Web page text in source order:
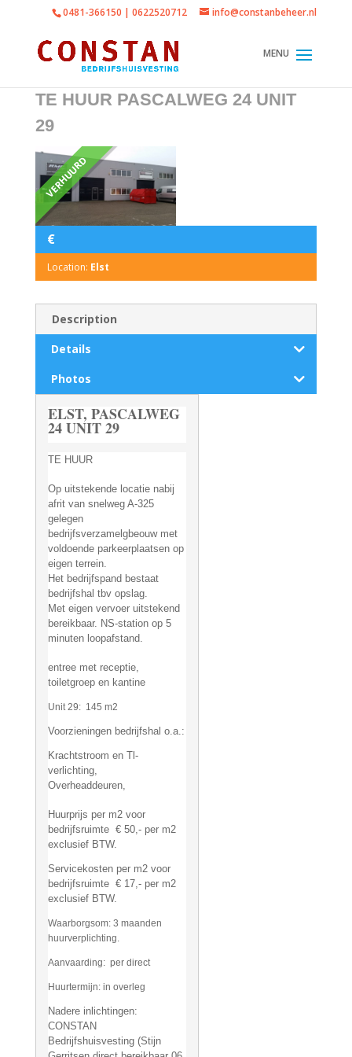
0481-366150 | 0622520712 info@constanbeheer.nl
TE HUUR PASCALWEG 24 UNIT
29
VERHUURD
€
Location: Elst
Description
Details
Photos
ELST, PASCALWEG
24 UNIT 29
TE HUUR
Op uitstekende locatie nabij
afrit van snelweg A-325
gelegen
bedrijfsverzamelgbeouw met
voldoende parkeerplaatsen op
eigen terrein.
Het bedrijfspand bestaat
bedrijfshal tbv opslag.
Met eigen vervoer uitstekend
bereikbaar. NS-station op 5
minuten loopafstand.
entree met receptie,
toiletgroep en kantine
Unit 29: 145 m2
Voorzieningen bedrijfshal o.a.:
Krachtstroom en Tl-
verlichting,
Overheaddeuren,
Huurprijs per m2 voor
bedrijfsruimte € 50,- per m2
exclusief BTW.
Servicekosten per m2 voor
bedrijfsruimte € 17,- per m2
exclusief BTW.
Waarborgsom: 3 maanden
huurverplichting.
Aanvaarding: per direct
Huurtermijn: in overleg
Nadere inlichtingen:
CONSTAN
Bedrijfshuisvesting (Stijn